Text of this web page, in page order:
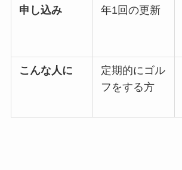
申し込み 年1回の更新
こんな人に
定期的にゴル
フをする方